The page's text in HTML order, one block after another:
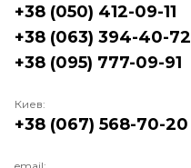
+38 (050) 412-09-11
+38 (063) 394-40-72
+38 (095) 777-09-91
Киев:
+38 (067) 568-70-20